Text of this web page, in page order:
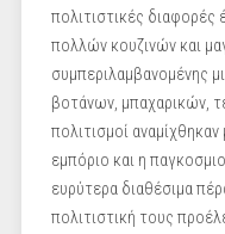
πολιτιστικές διαφορές
πολλών κουζινών και
συμπεριλαμβανομένης
βοτάνων, μπαχαρικών,
πολιτισμοί
εμπόριο και η
ευρύτερα διαθέσιμα
πολιτιστική τους